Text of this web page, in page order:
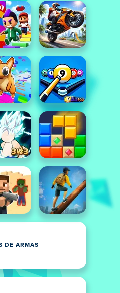
DE ARMAS